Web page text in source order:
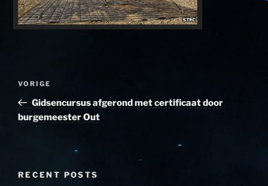
Vorig
bericht
VORIGE
Gidsencursus afgerond met certificaat door
burgemeester Out
RECENT POSTS